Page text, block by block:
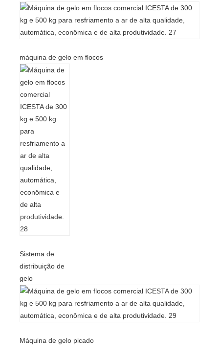
máquina de gelo em flocos
Sistema de
distribuição de
gelo
Máquina de gelo picado